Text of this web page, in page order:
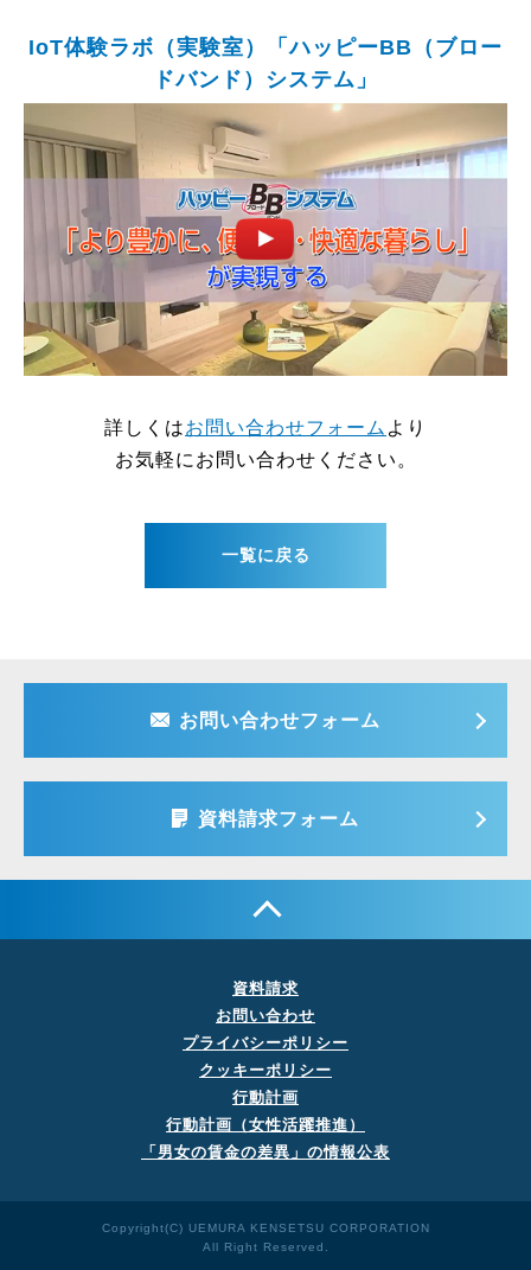
IoT体験ラボ（実験室）「ハッピーBB（ブロー
ドバンド）システム」
詳しくはお問い合わせフォーム より
お気軽にお問い合わせください。
一覧に戻る
お問い合わせフォーム
資料請求フォーム
資料請求
お問い合わせ
プライバシーポリシー
クッキーポリシー
行動計画
行動計画（女性活躍推進）
「男女の賃金の差異」の情報公表
Copyright(C) UEMURA KENSETSU CORPORATION
All Right Reserved.